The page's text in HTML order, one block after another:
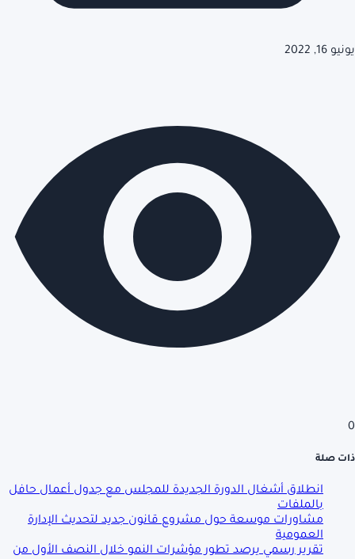
يونيو 16, 2022
0
ذات صلة
انطلاق أشغال الدورة الجديدة للمجلس مع جدول أعمال حافل
بالملفات
مشاورات موسعة حول مشروع قانون جديد لتحديث الإدارة
العمومية
تقرير رسمي يرصد تطور مؤشرات النمو خلال النصف الأول من